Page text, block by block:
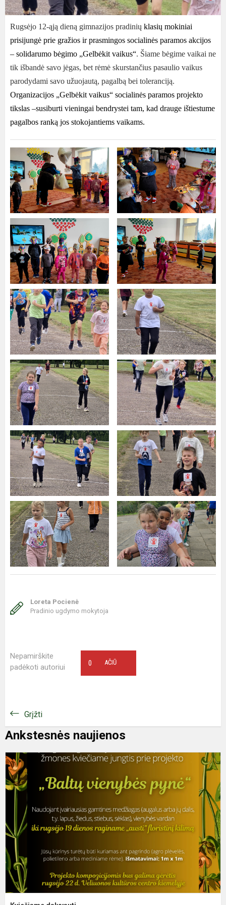
Rugsėjo 12-ąją dieną gimnazijos pradinių klasių mokiniai
prisijungė prie gražios ir prasmingos socialinės paramos akcijos
– solidarumo bėgimo „Gelbėkit vaikus“. Šiame bėgime vaikai ne
tik išbandė savo jėgas, bet rėmė skurstančius pasaulio vaikus
parodydami savo užuojautą, pagalbą bei toleranciją.
Organizacijos „Gelbėkit vaikus“ socialinės paramos projekto
tikslas –susiburti vieningai bendrystei tam, kad drauge ištiestume
pagalbos ranką jos stokojantiems vaikams.
Loreta Pocienė
Pradinio ugdymo mokytoja
Nepamirškite
padėkoti autoriui
AČIŪ
0
Grįžti
Ankstesnės naujienos